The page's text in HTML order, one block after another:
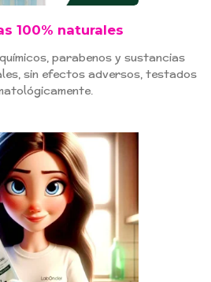
100% naturales
parabenos y sustancias
sin efectos adversos, testados